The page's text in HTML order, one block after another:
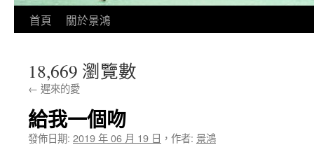
首頁 關於景鴻
18,669 瀏覽數
← 遲來的愛
給我一個吻
發佈日期: 2019 年 06 月 19 日 ， 作者: 景鴻